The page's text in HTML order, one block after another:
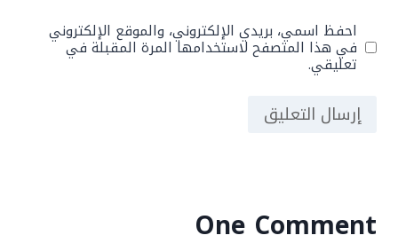
احفظ اسمي، بريدي الإلكتروني، والموقع الإلكتروني
في هذا المتصفح لاستخدامها المرة المقبلة في
تعليقي.
One Comment